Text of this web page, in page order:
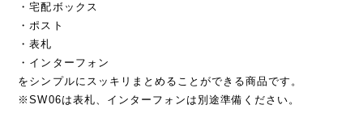
・宅配ボックス
・ポスト
・表札
・インターフォン
をシンプルにスッキリまとめることができる商品です。
※SW06は表札、インターフォンは別途準備ください。